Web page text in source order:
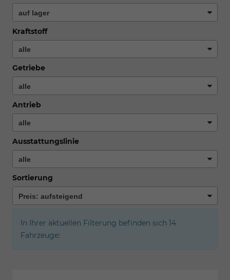
Kraftstoff
Getriebe
Antrieb
Ausstattungslinie
Sortierung
In Ihrer aktuellen Filterung befinden sich 14
Fahrzeuge: